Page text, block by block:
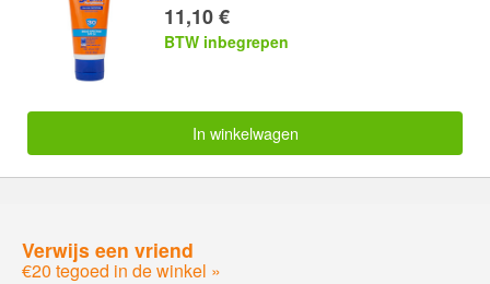
11,10 €
BTW inbegrepen
In winkelwagen
Verwijs een vriend
€20 tegoed in de winkel »